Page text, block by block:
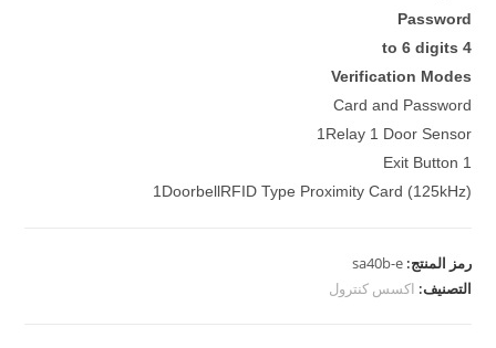
Password
4 to 6 digits
Verification Modes
Card and Password
1Relay 1 Door Sensor
1 Exit Button
1DoorbellRFID Type Proximity Card (125kHz)
رمز المنتج:sa40b-e
التصنيف: اكسس كنترول